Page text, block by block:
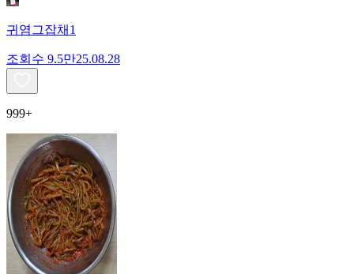
귀염그잡채1
조회수 9.5만25.08.28
999+